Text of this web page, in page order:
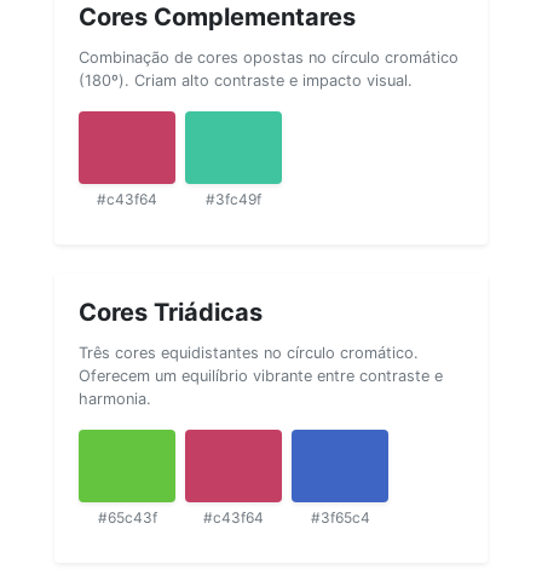
Cores Complementares
Combinação de cores opostas no círculo cromático
(180º). Criam alto contraste e impacto visual.
#c43f64 #3fc49f
Cores Triádicas
Três cores equidistantes no círculo cromático.
Oferecem um equilíbrio vibrante entre contraste e
harmonia.
#65c43f #c43f64 #3f65c4